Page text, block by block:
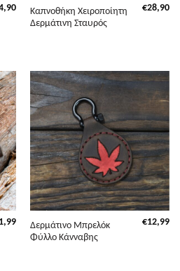
Καπνοθήκη Χειροποίητη
Δερμάτινη Σταυρός
€28,90
Δερμάτινο Μπρελόκ
Φύλλο Κάνναβης
€12,99